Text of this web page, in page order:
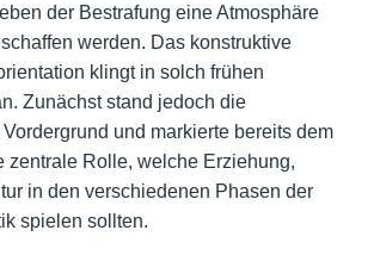
der Bestrafung eine Atmosphäre
werden. Das konstruktive
klingt in solch frühen
Zunächst stand jedoch die
und markierte bereits dem
zentrale Rolle, welche Erziehung,
in den verschiedenen Phasen der
spielen sollten.